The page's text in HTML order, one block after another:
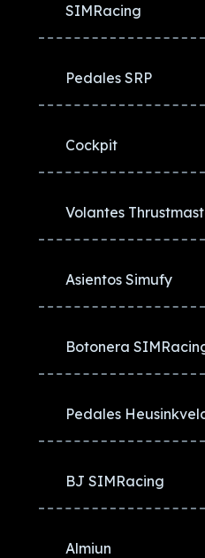
SIMRacing
Pedales SRP
Cockpit
Volantes
Asientos Simufy
Botonera
Pedales
BJ SIMRacing
Almiun